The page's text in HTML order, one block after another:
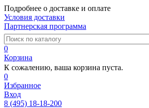
Подробнее о доставке и оплате
Условия доставки
Партнерская программа
0
Корзина
К сожалению, ваша корзина пуста.
0
Избранное
Вход
8 (495) 18-18-200